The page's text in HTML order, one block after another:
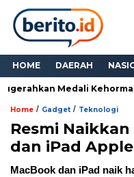
HOME DAERAH
Medali Kehormatan
Home / Gadget/ Teknologi
Resmi
dan iPad
MacBook dan iPad naik